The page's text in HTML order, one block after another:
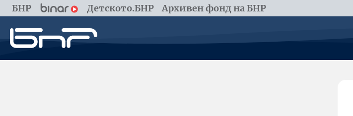
БНР Детското.БНР Архивен фонд на БНР